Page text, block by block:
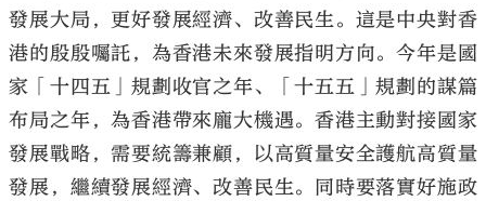
發展大局，更好發展經濟、改善民生。這是中央對香
港的殷殷囑託，為香港未來發展指明方向。今年是國
家「十四五」規劃收官之年、「十五五」規劃的謀篇
布局之年，為香港帶來龐大機遇。香港主動對接國家
發展戰略，需要統籌兼顧，以高質量安全護航高質量
發展，繼續發展經濟、改善民生。同時要落實好施政